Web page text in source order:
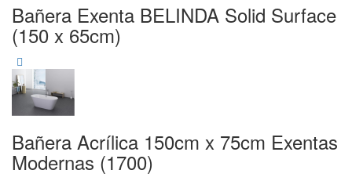
Bañera Exenta BELINDA Solid Surface
(150 x 65cm)
Bañera Acrílica 150cm x 75cm Exentas
Modernas (1700)